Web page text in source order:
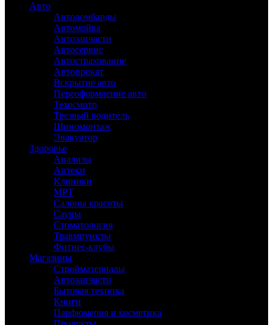
Авто
Автоломбарды
Автомойка
Автозапчасти
Автосервис
Автострахование
Автопрокат
Вскрытие авто
Переоформление авто
Техосмотр
Трезвый водитель
Шиномонтаж
Эвакуатор
Здоровье
Анализы
Аптеки
Клиники
МРТ
Салоны красоты
Сауны
Стоматология
Травмпункты
Фитнес-клубы
Магазины
Стройматериалы
Автозапчасти
Бытовая техника
Книги
Парфюмерия и косметика